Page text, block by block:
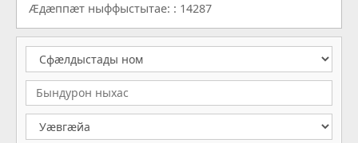
Æдæппæт ныффыстытае: : 14287